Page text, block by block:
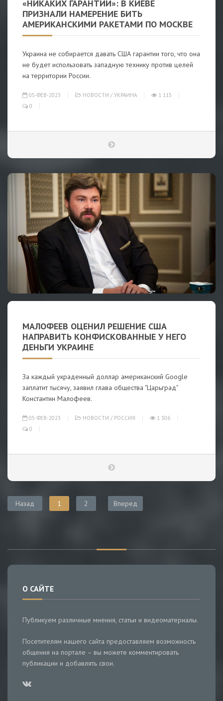
«НИКАКИХ ГАРАНТИЙ»: В КИЕВЕ
ПРИЗНАЛИ НАМЕРЕНИЕ БИТЬ
АМЕРИКАНСКИМИ РАКЕТАМИ ПО МОСКВЕ
Украина не собирается давать США гарантии того, что она
не будет использовать западную технику против целей
на территории России.
05-ФЕВ-2023 НОВОСТИ / УКРАИНА
1 115
0
МАЛОФЕЕВ ОЦЕНИЛ РЕШЕНИЕ США
НАПРАВИТЬ КОНФИСКОВАННЫЕ У НЕГО
ДЕНЬГИ УКРАИНЕ
За каждый украденный доллар американский Google
заплатит тысячу, заявил глава общества "Царьград"
Константин Малофеев.
05-ФЕВ-2023 НОВОСТИ / РОССИЯ
1 306
0
Назад 1 2 Вперед
О САЙТЕ
Публикуем различные мнения, статьи и видеоматериалы.
Посетителям нашего сайта предоставляем возможность
общения на портале – вы можете комментировать
публикации и добавлять свои.